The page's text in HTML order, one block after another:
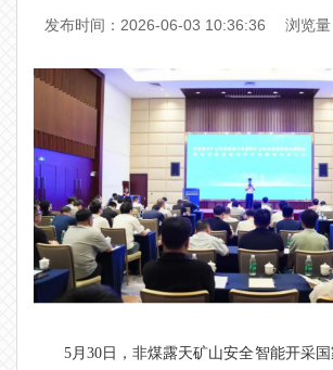
发布时间：2026-06-03 10:36:36 浏览量
5月30日，非煤露天矿山安全智能开采